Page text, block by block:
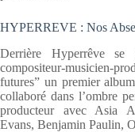
HYPERREVE : Nos
Derrière Hyperrêve se
compositeur-musicien-
futures” un premier
collaboré dans l’ombre
producteur avec Asia
Evans, Benjamin Paulin,